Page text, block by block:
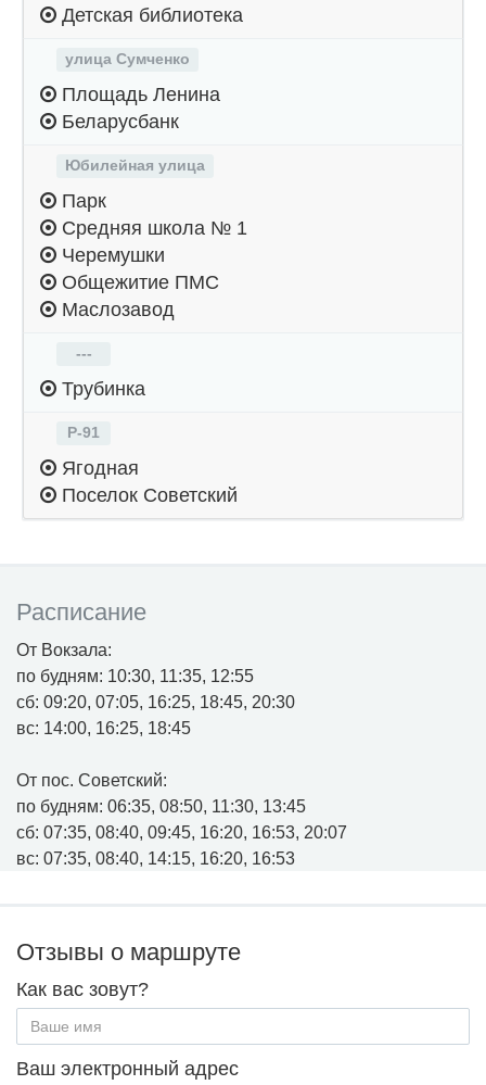
Детская библиотека
улица Сумченко
Площадь Ленина
Беларусбанк
Юбилейная улица
Парк
Средняя школа № 1
Черемушки
Общежитие ПМС
Маслозавод
---
Трубинка
Р-91
Ягодная
Поселок Советский
Расписание
От Вокзала:
по будням: 10:30, 11:35, 12:55
сб: 09:20, 07:05, 16:25, 18:45, 20:30
вс: 14:00, 16:25, 18:45
От пос. Советский:
по будням: 06:35, 08:50, 11:30, 13:45
сб: 07:35, 08:40, 09:45, 16:20, 16:53, 20:07
вс: 07:35, 08:40, 14:15, 16:20, 16:53
Отзывы о маршруте
Как вас зовут?
Ваш электронный адрес